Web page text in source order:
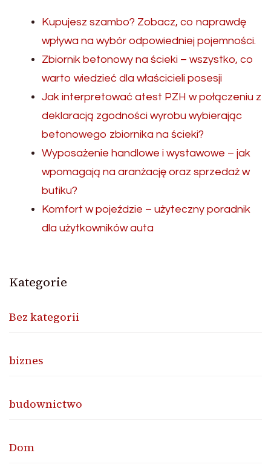
Kupujesz szambo? Zobacz, co naprawdę
wpływa na wybór odpowiedniej pojemności.
Zbiornik betonowy na ścieki – wszystko, co
warto wiedzieć dla właścicieli posesji
Jak interpretować atest PZH w połączeniu z
deklaracją zgodności wyrobu wybierając
betonowego zbiornika na ścieki?
Wyposażenie handlowe i wystawowe – jak
wpomagają na aranżację oraz sprzedaż w
butiku?
Komfort w pojeździe – użyteczny poradnik
dla użytkowników auta
Kategorie
Bez kategorii
biznes
budownictwo
Dom